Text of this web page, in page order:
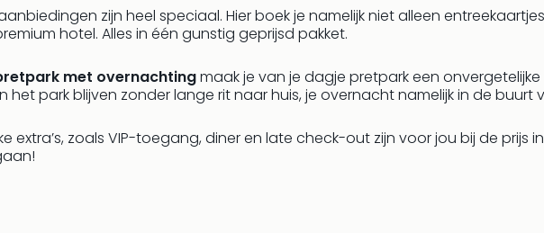
zijn heel speciaal. Hier boek je namelijk niet alleen
hotel. Alles in één gunstig geprijsd pakket.
met overnachtingmaak je van je dagje pretpark een
het park blijven zonder lange rit naar huis, je overnacht namelijk in de buurt
extra’s, zoals VIP-toegang, diner en late check-out zijn voor jou bij de prijs